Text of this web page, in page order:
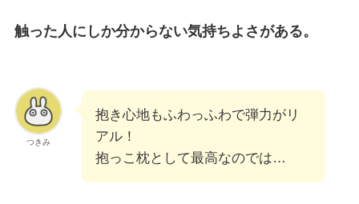
触った人にしか分からない気持ちよさがある。
つきみ
抱き心地もふわっふわで弾力がリ
アル！
抱っこ枕として最高なのでは…